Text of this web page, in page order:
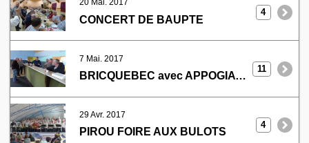
20 Mai. 2017
CONCERT DE BAUPTE
4
7 Mai. 2017
BRICQUEBEC avec APPOGIATURE
11
29 Avr. 2017
PIROU FOIRE AUX BULOTS
4